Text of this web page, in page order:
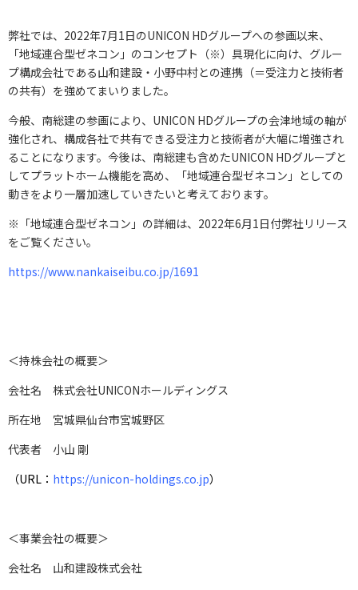
弊社では、2022年7月1日のUNICON HDグループへの参画以来、
「地域連合型ゼネコン」のコンセプト（※）具現化に向け、グルー
プ構成会社である山和建設・小野中村との連携（＝受注力と技術者
の共有）を強めてまいりました。
今般、南総建の参画により、UNICON HDグループの会津地域の軸が
強化され、構成各社で共有できる受注力と技術者が大幅に増強され
ることになります。今後は、南総建も含めたUNICON HDグループと
してプラットホーム機能を高め、「地域連合型ゼネコン」としての
動きをより一層加速していきたいと考えております。
※「地域連合型ゼネコン」の詳細は、2022年6月1日付弊社リリース
をご覧ください。
https://www.nankaiseibu.co.jp/1691
＜持株会社の概要＞
会社名 株式会社UNICONホールディングス
所在地 宮城県仙台市宮城野区
代表者 小山 剛
（URL： https://unicon-holdings.co.jp）
＜事業会社の概要＞
会社名 山和建設株式会社